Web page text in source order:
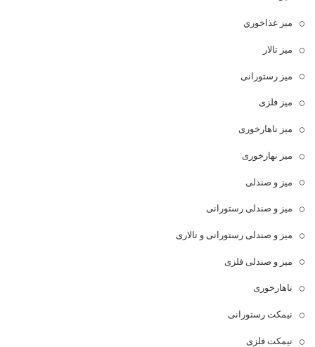
ميز غذاخوري
میز تالار
میز رستورانی
میز فلزی
میز ناهارخوری
میز نهارخوری
میز و صندلی
میز و صندلی رستورانی
میز و صندلی رستورانی و تالاری
میز و صندلی فلزی
ناهارخوری
نیمکت رستورانی
نیمکت فلزی